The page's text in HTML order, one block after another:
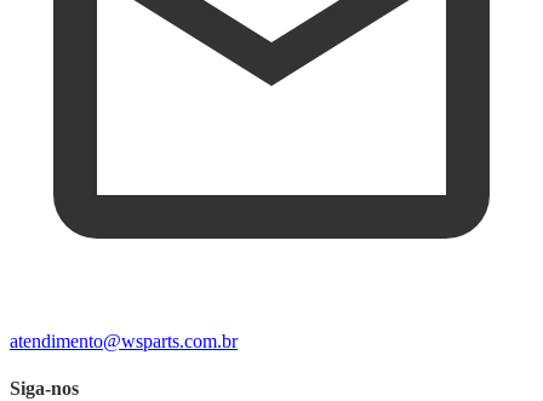
atendimento@wsparts.com.br
Siga-nos